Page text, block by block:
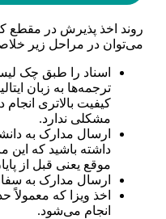
روند اخذ پذیرش در مقطع
می‌توان در مراحل زیر
اسناد را طبق چک
ترجمه‌ها به زبان
کیفیت بالاتری انجام
مشکلی ندارد.
ارسال مدارک به
داشته باشید که این
موقع یعنی قبل از
ارسال مدارک به
اخذ ویزا که معمولاً
انجام می‌شود.